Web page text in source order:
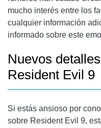
mucho interés entre los
cualquier información
informado sobre este
Nuevos
Resident Evil 9
Si estás ansioso por
sobre Resident Evil 9,